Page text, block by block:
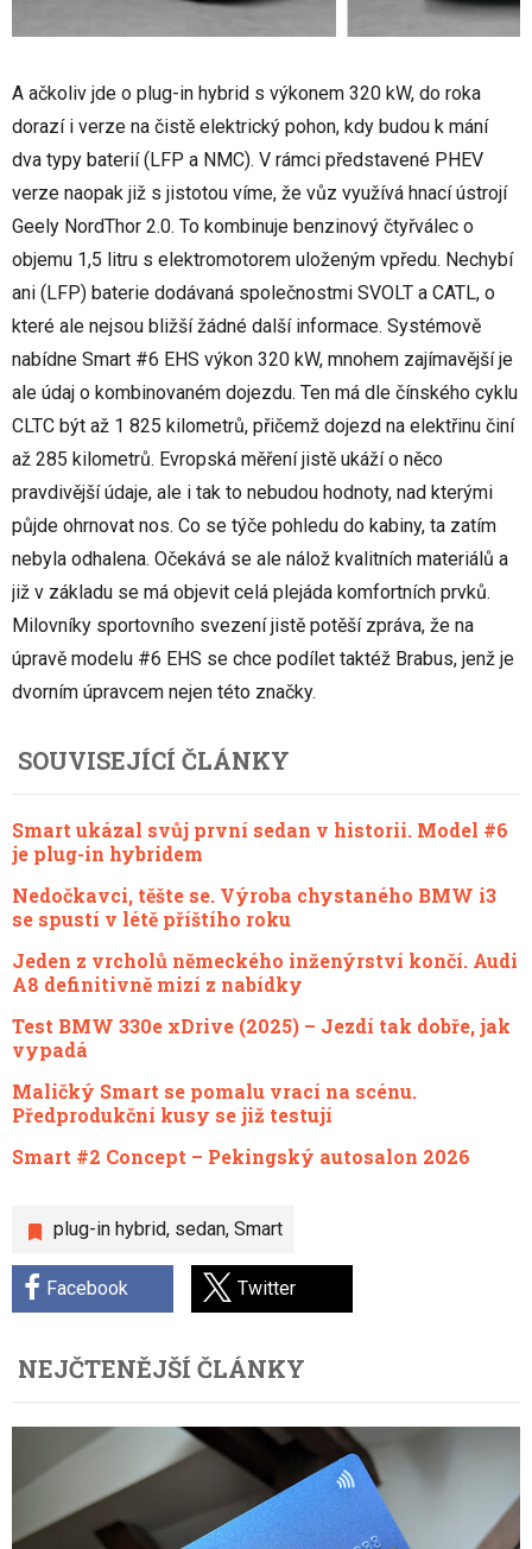
A ačkoliv jde o plug-in hybrid s výkonem 320 kW, do roka
dorazí i verze na čistě elektrický pohon, kdy budou k mání
dva typy baterií (LFP a NMC). V rámci představené PHEV
verze naopak již s jistotou víme, že vůz využívá hnací ústrojí
Geely NordThor 2.0. To kombinuje benzinový čtyřválec o
objemu 1,5 litru s elektromotorem uloženým vpředu. Nechybí
ani (LFP) baterie dodávaná společnostmi SVOLT a CATL, o
které ale nejsou bližší žádné další informace. Systémově
nabídne Smart #6 EHS výkon 320 kW, mnohem zajímavější je
ale údaj o kombinovaném dojezdu. Ten má dle čínského cyklu
CLTC být až 1 825 kilometrů, přičemž dojezd na elektřinu činí
až 285 kilometrů. Evropská měření jistě ukáží o něco
pravdivější údaje, ale i tak to nebudou hodnoty, nad kterými
půjde ohrnovat nos. Co se týče pohledu do kabiny, ta zatím
nebyla odhalena. Očekává se ale nálož kvalitních materiálů a
již v základu se má objevit celá plejáda komfortních prvků.
Milovníky sportovního svezení jistě potěší zpráva, že na
úpravě modelu #6 EHS se chce podílet taktéž Brabus, jenž je
dvorním úpravcem nejen této značky.
plug-in hybrid, sedan, Smart
Facebook Twitter
SOUVISEJÍCÍ ČLÁNKY
Smart ukázal svůj první sedan v historii. Model #6
je plug-in hybridem
Nedočkavci, těšte se. Výroba chystaného BMW i3
se spustí v létě příštího roku
Jeden z vrcholů německého inženýrství končí. Audi
A8 definitivně mizí z nabídky
Test BMW 330e xDrive (2025) – Jezdí tak dobře, jak
vypadá
Maličký Smart se pomalu vrací na scénu.
Předprodukční kusy se již testují
Smart #2 Concept – Pekingský autosalon 2026
NEJČTENĚJŠÍ ČLÁNKY